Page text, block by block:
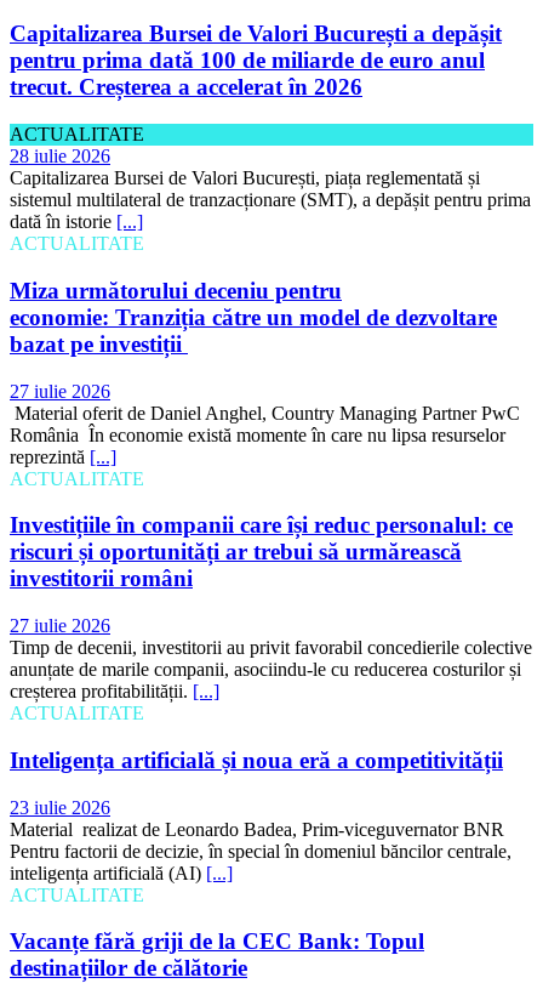
Capitalizarea Bursei de Valori București a depășit
pentru prima dată 100 de miliarde de euro anul
trecut. Creșterea a accelerat în 2026
ACTUALITATE
28 iulie 2026
Capitalizarea Bursei de Valori București, piața reglementată și
sistemul multilateral de tranzacționare (SMT), a depășit pentru prima
dată în istorie [...]
ACTUALITATE
Miza următorului deceniu pentru
economie: Tranziția către un model de dezvoltare
bazat pe investiții
27 iulie 2026
Material oferit de Daniel Anghel, Country Managing Partner PwC
România În economie există momente în care nu lipsa resurselor
reprezintă [...]
ACTUALITATE
Investițiile în companii care își reduc personalul: ce
riscuri și oportunități ar trebui să urmărească
investitorii români
27 iulie 2026
Timp de decenii, investitorii au privit favorabil concedierile colective
anunțate de marile companii, asociindu-le cu reducerea costurilor și
creșterea profitabilității. [...]
ACTUALITATE
Inteligența artificială și noua eră a competitivității
23 iulie 2026
Material realizat de Leonardo Badea, Prim-viceguvernator BNR
Pentru factorii de decizie, în special în domeniul băncilor centrale,
inteligența artificială (AI) [...]
ACTUALITATE
Vacanțe fără griji de la CEC Bank: Topul
destinațiilor de călătorie